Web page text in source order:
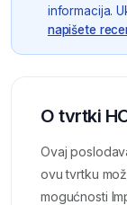
informacija.
napišete
O tvrtki
Ovaj
ovu tvrtku
mogućnosti